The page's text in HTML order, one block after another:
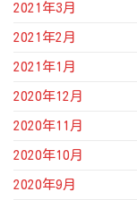
2021年3月
2021年2月
2021年1月
2020年12月
2020年11月
2020年10月
2020年9月